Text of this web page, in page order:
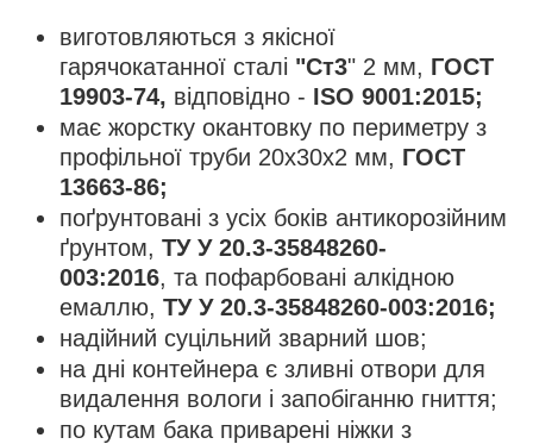
виготовляються з якісної
гарячокатанної сталі "Ст3" 2 мм, ГОСТ
19903-74, відповідно - ISO 9001:2015;
має жорстку окантовку по периметру з
профільної труби 20х30х2 мм, ГОСТ
13663-86;
поґрунтовані з усіх боків антикорозійним
ґрунтом, ТУ У 20.3-35848260-
003:2016, та пофарбовані алкідною
емаллю, ТУ У 20.3-35848260-003:2016;
надійний суцільний зварний шов;
на дні контейнера є зливні отвори для
видалення вологи і запобіганню гниття;
по кутам бака приварені ніжки з